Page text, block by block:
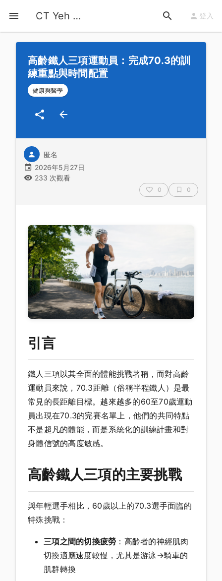
CT Yeh 公路車基地 登入
首頁 運動知識
高齡鐵人三項運動員：完成70.3的訓
練重點與時間配置
健康與醫學
匿名
2026年5月27日
233 次觀看
0 0
引言
鐵人三項以其全面的體能挑戰著稱，而對高齡
運動員來說，70.3距離（俗稱半程鐵人）是最
常見的長距離目標。越來越多的60至70歲運動
員出現在70.3的完賽名單上，他們的共同特點
不是超凡的體能，而是系統化的訓練計畫和對
身體信號的高度敏感。
高齡鐵人三項的主要挑戰
與年輕選手相比，60歲以上的70.3選手面臨的
特殊挑戰：
三項之間的切換疲勞 ：高齡者的神經肌肉
切換適應速度較慢，尤其是游泳→騎車的
肌群轉換